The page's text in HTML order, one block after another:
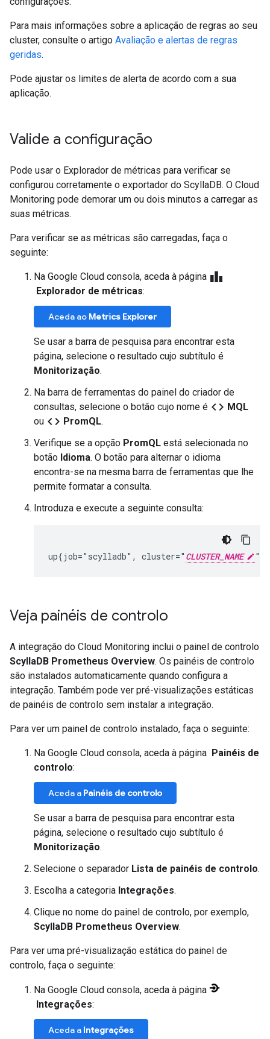
Para mais informações sobre a aplicação de regras ao seu
cluster, consulte o artigo Avaliação e alertas de regras
geridas.
Pode ajustar os limites de alerta de acordo com a sua
aplicação.
Valide a configuração
Pode usar o Explorador de métricas para verificar se
configurou corretamente o exportador do ScyllaDB. O Cloud
Monitoring pode demorar um ou dois minutos a carregar as
suas métricas.
Para verificar se as métricas são carregadas, faça o
seguinte:
Na Google Cloud consola, aceda à página leaderboard
Explorador de métricas:
Aceda ao Metrics Explorer
Se usar a barra de pesquisa para encontrar esta
página, selecione o resultado cujo subtítulo é
Monitorização.
Na barra de ferramentas do painel do criador de
consultas, selecione o botão cujo nome é code MQL
ou code PromQL.
Verifique se a opção PromQL está selecionada no
botão Idioma. O botão para alternar o idioma
encontra-se na mesma barra de ferramentas que lhe
permite formatar a consulta.
Introduza e execute a seguinte consulta:
up{job="scylladb", cluster=" CLUSTER_NAME ",
Veja painéis de controlo
A integração do Cloud Monitoring inclui o painel de controlo
ScyllaDB Prometheus Overview. Os painéis de controlo
são instalados automaticamente quando configura a
integração. Também pode ver pré-visualizações estáticas
de painéis de controlo sem instalar a integração.
Para ver um painel de controlo instalado, faça o seguinte:
Na Google Cloud consola, aceda à página Painéis de
controlo:
Aceda a Painéis de controlo
Se usar a barra de pesquisa para encontrar esta
página, selecione o resultado cujo subtítulo é
Monitorização.
Selecione o separador Lista de painéis de controlo.
Escolha a categoria Integrações.
Clique no nome do painel de controlo, por exemplo,
ScyllaDB Prometheus Overview.
Para ver uma pré-visualização estática do painel de
controlo, faça o seguinte:
Na Google Cloud consola, aceda à página
Integrações:
Aceda a Integrações